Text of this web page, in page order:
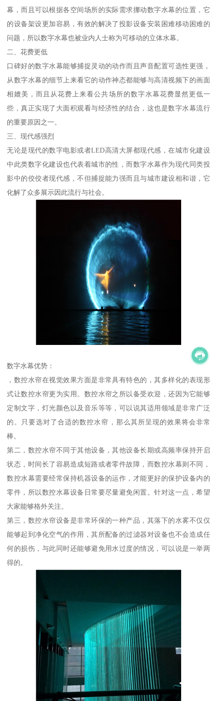
幕，而且可以根据各空间场所的实际需求挪动数字水幕的位置，它
的设备架设更加容易，有效的解决了投影设备安装困难移动困难的
问题，所以数字水幕也被业内人士称为可移动的立体水幕。
二、花费更低
口碑好的数字水幕能够捕捉灵动的动作而且声音配置可选性更强，
从数字水幕的细节上来看它的动作神态都能够与高清视频下的画面
相媲美，而且从花费上来看公共场所的数字水幕花费显然更低一
些，真正实现了大面积观看与经济性的结合，这也是数字水幕流行
的重要原因之一。
三、现代感强烈
无论是现代的数字电影或者LED高清大屏都现代感，在城市化建设
中此类数字化建设也代表着城市的性，而数字水幕作为现代同类投
影中的佼佼者现代感，不但捕捉能力强而且与城市建设相和谐，它
化解了众多展示因此流行与社会。
数字水幕优势：
，数控水帘在视觉效果方面是非常具有特色的，其多样化的表现形
式让数控水帘更为实用。数控水帘之所以备受欢迎，还因为它能够
定制文字，灯光颜色以及音乐等等，可以说其适用领域是非常广泛
的。只要选对了合适的数控水帘，那么其所呈现的效果将会非常
棒。
第二，数控水帘不同于其他设备，其他设备长期或高频率保持开启
状态，时间长了容易造成短路或者零件故障，而数控水幕则不同，
数控水幕需要经常保持机器设备的运作，才能更好的保护设备内的
零件，所以数控水幕设备日常要尽量避免闲置。针对这一点，希望
大家能够格外关注。
第三，数控水帘设备是非常环保的一种产品，其落下的水雾不仅仅
能够起到净化空气的作用，其所配备的过滤器对设备也不会造成任
何的损伤，与此同时还能够避免用水过度的情况，可以说是一举两
得的。